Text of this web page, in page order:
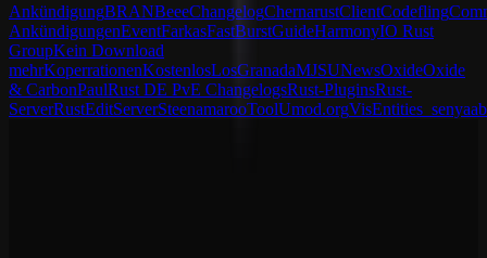
AnkündigungBRANBeeeChangelogChernarustClientCodefling
AnkündigungenEventFarkasFastBurstGuideHarmonyIO Rust
GroupKein Download
mehrKoperrationenKostenlosLosGranadaMJSUNewsOxideOxide
& CarbonPaulRust DE PvE ChangelogsRust-PluginsRust-
ServerRustEditServerSteenamarooToolUmod.orgVisEntities _senyaa